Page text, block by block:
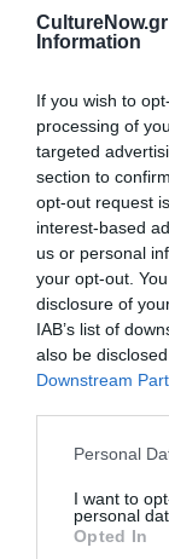
Information
If you wish to
processing of
targeted
section to
opt-out request
interest-based
us or personal
your opt-out.
disclosure of
IAB’s list of
also be
Downstream
Personal
I want to
personal
Opted In
Το βραβείο
Σπουδαστικής
ενηλικίωσης
σύγχρονη
Το βραβείο
Φαμπρίτσιο
σκηνοθεσία του
βραβείο
Σιώτουγια την
σεσκηνοθεσία
ATHENS
Φεστιβάλ
δίνοντας
σεναρίου στις